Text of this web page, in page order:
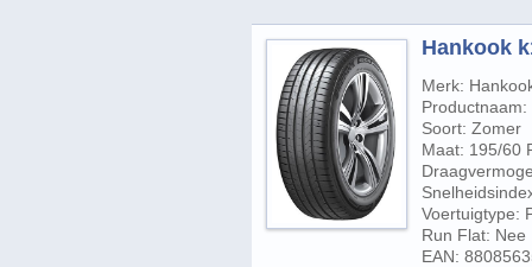
Hankook
Merk:
Productnaam:
Soort: Zomer
Maat: 195/60
Voertuigtype:
Run Flat: Nee
EAN: